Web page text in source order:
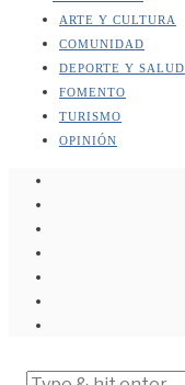
ARTE Y CULTURA
COMUNIDAD
DEPORTE Y SALUD
FOMENTO
TURISMO
OPINIÓN